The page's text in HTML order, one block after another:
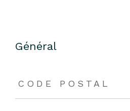
Général
CODE POSTAL